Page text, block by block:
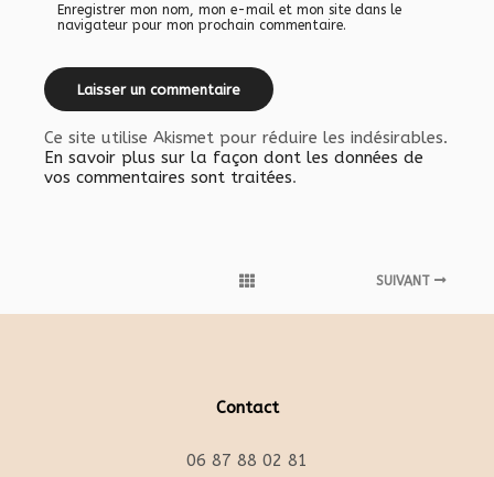
Enregistrer mon nom, mon e-mail et mon site dans le
navigateur pour mon prochain commentaire.
Ce site utilise Akismet pour réduire les indésirables.
En savoir plus sur la façon dont les données de
vos commentaires sont traitées.
SUIVANT
Contact
06 87 88 02 81